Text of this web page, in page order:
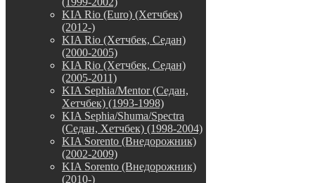
KIA Rio (Euro) (Хетчбек)
(2012-)
KIA Rio (Хетчбек, Седан)
(2000-2005)
KIA Rio (Хетчбек, Седан)
(2005-2011)
KIA Sephia/Mentor (Седан,
Хетчбек) (1993-1998)
KIA Sephia/Shuma/Spectra
(Седан, Хетчбек) (1998-2004)
KIA Sorento (Внедорожник)
(2002-2009)
KIA Sorento (Внедорожник)
(2010-)